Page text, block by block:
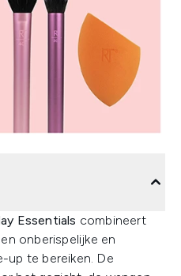
Essentials combineert
onberispelijke en
up te bereiken. De